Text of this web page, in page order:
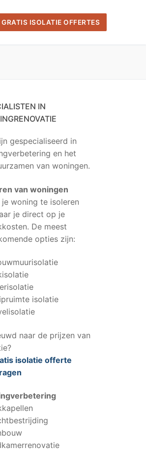
GRATIS ISOLATIE OFFERTES
IN
gespecialiseerd in
en het
van woningen.
van woningen
woning te isoleren
je direct op je
De meest
opties zijn:
isolatie
naar de prijzen van
isolatie offerte